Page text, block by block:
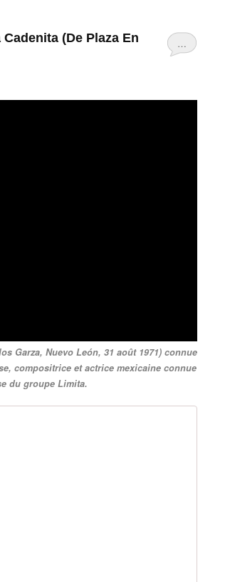
…
(De Plaza En
Garza, Nuevo León, 31 août 1971) connue
compositrice et actrice mexicaine connue
du groupe Limita.